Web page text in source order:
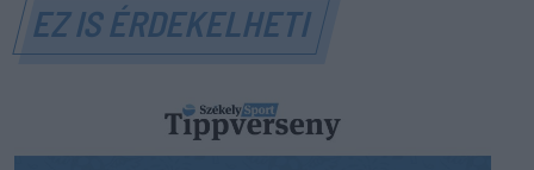
EZ IS ÉRDEKELHETI